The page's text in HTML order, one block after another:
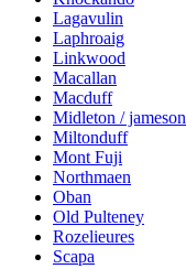
Lagavulin
Laphroaig
Linkwood
Macallan
Macduff
Midleton / jameson
Miltonduff
Mont Fuji
Northmaen
Oban
Old Pulteney
Rozelieures
Scapa